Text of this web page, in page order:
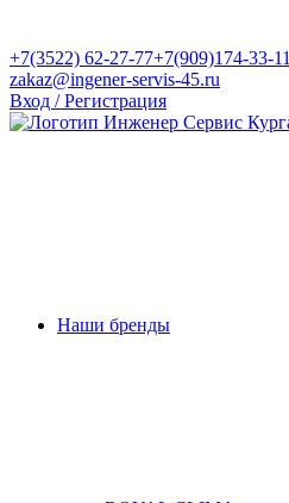
+7(3522) 62-27-77+7(909)174-33-11
zakaz@ingener-servis-45.ru
Вход / Регистрация
Наши бренды